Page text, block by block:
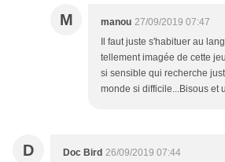
M manou 27/09/2019 07:47
Il faut juste s'habituer au
tellement imagée de cette
si sensible qui recherche
monde si difficile...Bisous et
D Doc Bird 26/09/2019 07:44